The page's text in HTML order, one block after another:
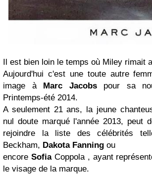
Il est bien loin le temps où Miley rimait
Aujourd'hui c'est une toute autre
image à Marc Jacobspour sa
Printemps-été 2014.
A seulement 21 ans, la jeune
nul doute marqué l'année 2013, peut
rejoindre la liste des célébrités
Beckham, Dakota Fanning ou
encore SofiaCoppola , ayant
le visage de la marque.